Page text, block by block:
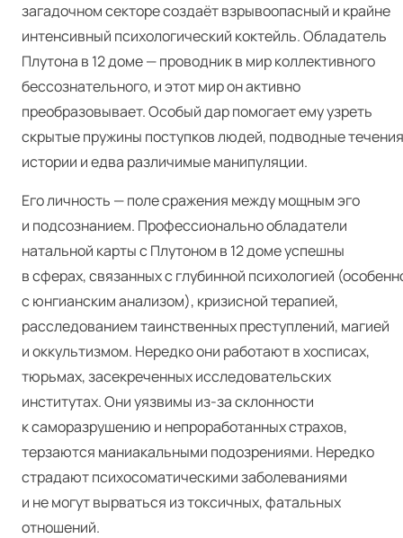
загадочном секторе создаёт взрывоопасный и крайне
интенсивный психологический коктейль. Обладатель
Плутона в 12 доме — проводник в мир коллективного
бессознательного, и этот мир он активно
преобразовывает. Особый дар помогает ему узреть
скрытые пружины поступков людей, подводные течения
истории и едва различимые манипуляции.
Его личность — поле сражения между мощным эго
и подсознанием. Профессионально обладатели
натальной карты с Плутоном в 12 доме успешны
в сферах, связанных с глубинной психологией
с юнгианским анализом), кризисной терапией,
расследованием таинственных преступлений, магией
и оккультизмом. Нередко они работают в хосписах,
тюрьмах, засекреченных исследовательских
институтах. Они уязвимы из-за склонности
к саморазрушению и непроработанных страхов,
терзаются маниакальными подозрениями. Нередко
страдают психосоматическими заболеваниями
и не могут вырваться из токсичных, фатальных
отношений.